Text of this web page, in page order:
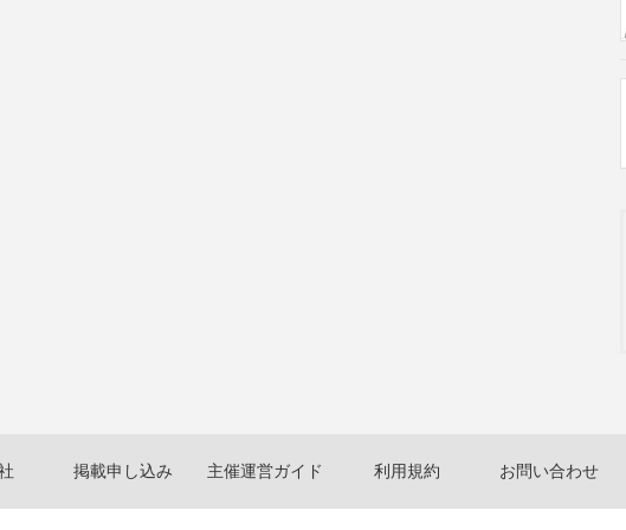
掲載申し込み 主催運営ガイド 利用規約 お問い合わせ